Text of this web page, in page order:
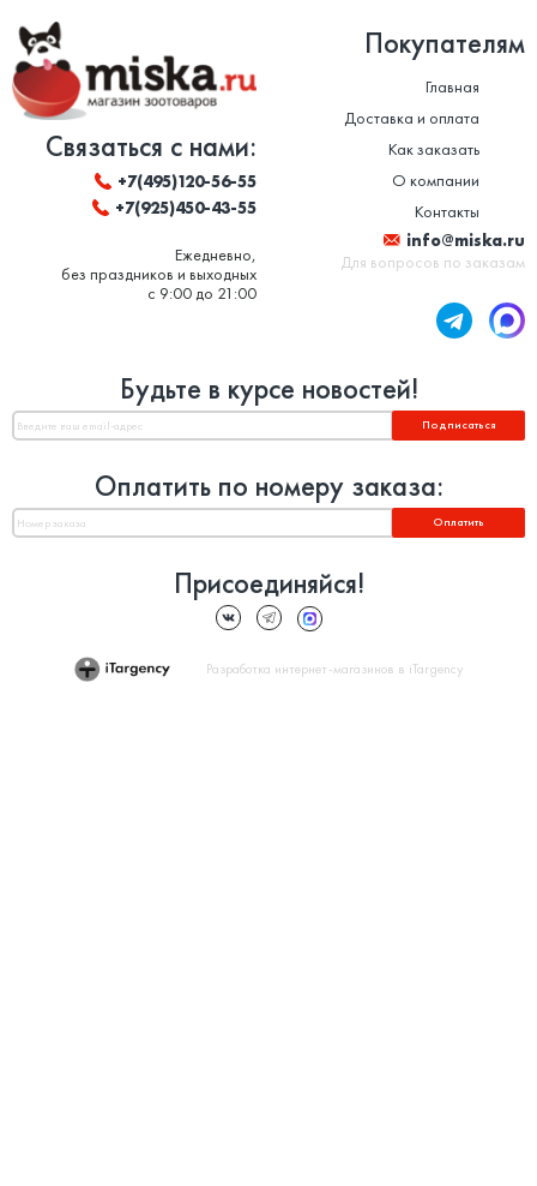
Связаться с нами:
+7(495)120-56-55
+7(925)450-43-55
Ежедневно,
без праздников и выходных
с 9:00 до 21:00
Покупателям
Главная
Доставка и оплата
Как заказать
О компании
Контакты
info@miska.ru
Для вопросов по заказам
Будьте в курсе новостей!
Подписаться
Оплатить по номеру заказа:
Оплатить
Присоединяйся!
Разработка интернет-магазинов в iTargency